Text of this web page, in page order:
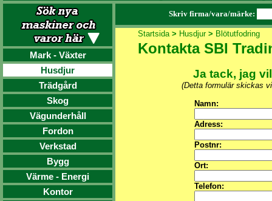
Mark - Växter
Husdjur
Trädgård
Skog
Vägunderhåll
Fordon
Verkstad
Bygg
Värme - Energi
Kontor
Skriv firma/vara/märke:
Startsida> Husdjur> Blötutfodring
Kontakta SBI
Ja tack, jag
(Detta formulär skickas
Namn:
Adress:
Postnr:
Ort:
Telefon: